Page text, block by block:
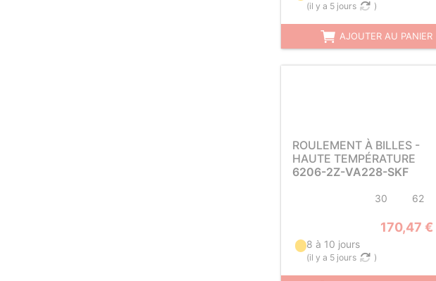
(il y a 5 jours )
AJOUTER AU PANIER
ROULEMENT À BILLES -
HAUTE TEMPÉRATURE
6206-2Z-VA228-SKF
30 62
170,47 €
8 à 10 jours
(il y a 5 jours )